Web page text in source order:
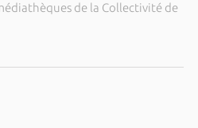
de la Collectivité de